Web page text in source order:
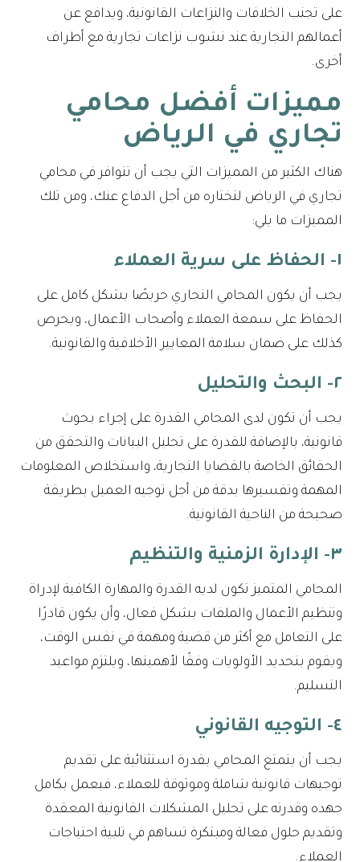
على تجنب الخلافات والنزاعات القانونية، ويدافع عن
أعمالهم التجارية عند نشوب نزاعات تجارية مع أطراف
أخرى.
مميزات أفضل محامي
تجاري في الرياض
هناك الكثير من المميزات التي يجب أن تتوافر في محامي
تجاري في الرياض لتختاره من أجل الدفاع عنك، ومن تلك
المميزات ما يلي:
١- الحفاظ على سرية العملاء
يجب أن يكون المحامي التجاري حريصًا بشكل كامل على
الحفاظ على سمعة العملاء وأصحاب الأعمال، ويحرص
كذلك على ضمان سلامة المعايير الأخلاقية والقانونية.
٢- البحث والتحليل
يجب أن تكون لدى المحامي القدرة على إجراء بحوث
قانونية، بالإضافة للقدرة على تحليل البيانات والتحقق من
الحقائق الخاصة بالقضايا التجارية، واستخلاص المعلومات
المهمة وتفسيرها بدقة من أجل توجيه العميل بطريقة
صحيحة من الناحية القانونية.
٣- الإدارة الزمنية والتنظيم
المحامي المتميز تكون لديه القدرة والمهارة الكافية لإدراة
وتنظيم الأعمال والملفات بشكل فعال، وأن يكون قادرًا
على التعامل مع أكثر من قضية ومهمة في نفس الوقت،
ويقوم بتحديد الأولويات وفقًا لأهميتها، ويلتزم مواعيد
التسليم.
٤- التوجيه القانوني
يجب أن يتمتع المحامي بقدرة استثنائية على تقديم
توجيهات قانونية شاملة وموثوقة للعملاء، فيعمل بكامل
جهده وقدرته على تحليل المشكلات القانونية المعقدة
وتقديم حلول فعالة ومبتكرة تساهم في تلبية احتياجات
العملاء.